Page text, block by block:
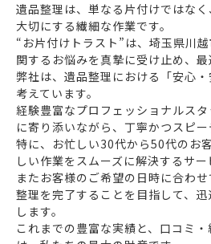
遺品整理は、単なる片付けではな
大切にする繊細な作業です。
“お片付けトラスト”は、埼玉県川
関するお悩みを真摯に受け止め、最
弊社は、遺品整理における「安心
考えています。
経験豊富なプロフェッショナルス
に寄り添いながら、丁寧かつスピー
特に、お忙しい30代から50代のお
しい作業をスムーズに解決するサー
またお客様のご希望の日時に合わ
整理を完了することを目指して、
します。
これまでの豊富な実績と、口コミ